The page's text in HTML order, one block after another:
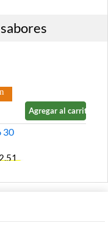
Agregar al carrito »
30